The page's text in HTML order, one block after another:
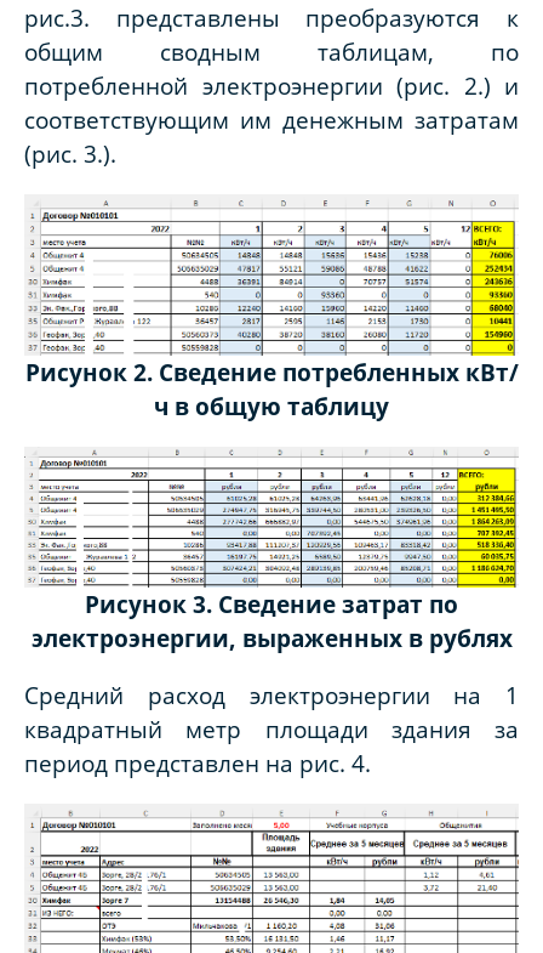
рис.3. представлены преобразуются к
общим сводным таблицам, по
потребленной электроэнергии (рис. 2.) и
соответствующим им денежным затратам
(рис. 3.).
Рисунок 2. Сведение потребленных кВт/
ч в общую таблицу
Рисунок 3. Сведение затрат по
электроэнергии, выраженных в рублях
Средний расход электроэнергии на 1
квадратный метр площади здания за
период представлен на рис. 4.